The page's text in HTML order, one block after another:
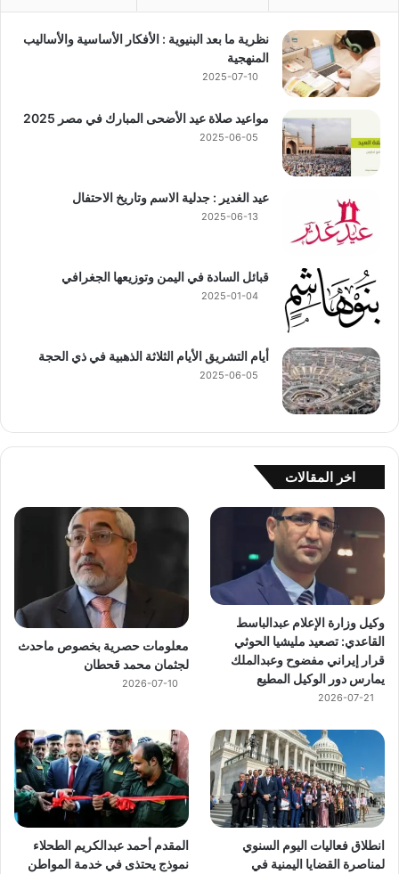
نظرية ما بعد البنيوية : الأفكار الأساسية والأساليب
المنهجية
2025-07-10
مواعيد صلاة عيد الأضحى المبارك في مصر 2025
2025-06-05
عيد الغدير : جدلية الاسم وتاريخ الاحتفال
2025-06-13
قبائل السادة في اليمن وتوزيعها الجغرافي
2025-01-04
أيام التشريق الأيام الثلاثة الذهبية في ذي الحجة
2025-06-05
اخر المقالات
وكيل وزارة الإعلام عبدالباسط
القاعدي: تصعيد مليشيا الحوثي
قرار إيراني مفضوح وعبدالملك
يمارس دور الوكيل المطيع
2026-07-21
معلومات حصرية بخصوص ماحدث
لجثمان محمد قحطان
2026-07-10
انطلاق فعاليات اليوم السنوي
لمناصرة القضايا اليمنية في
المقدم أحمد عبدالكريم الطحلاء
نموذج يحتذى في خدمة المواطن